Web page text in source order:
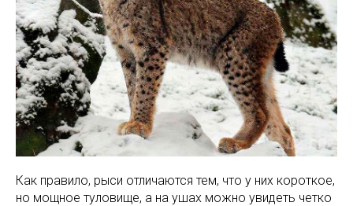
Как правило, рыси отличаются тем, что у них короткое,
но мощное туловище, а на ушах можно увидеть четко